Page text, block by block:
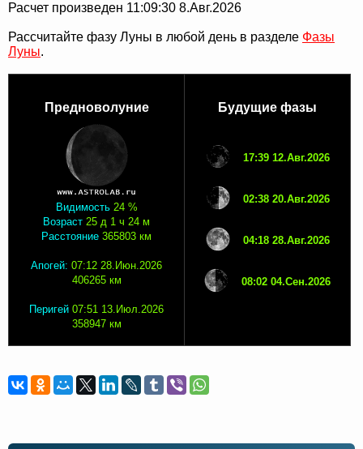
Расчет произведен 11:09:30 8.Авг.2026
Рассчитайте фазу Луны в любой день в разделе Фазы
Луны.
Предноволуние
Видимость 24 %
Возраст 25 д 1 ч 24 м
Расстояние 365803 км
Апогей: 07:12 28.Июн.2026
406265 км
Перигей 07:51 13.Июл.2026
358947 км
Будущие фазы
17:39 12.Авг.2026
02:38 20.Авг.2026
04:18 28.Авг.2026
08:02 04.Сен.2026